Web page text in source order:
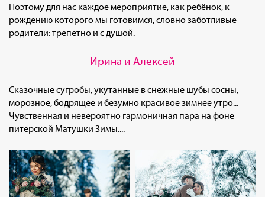
Поэтому для нас каждое мероприятие, как ребёнок, к
рождению которого мы готовимся, словно заботливые
родители: трепетно и с душой.
Ирина и Алексей
Сказочные сугробы, укутанные в снежные шубы сосны,
морозное, бодрящее и безумно красивое зимнее утро...
Чувственная и невероятно гармоничная пара на фоне
питерской Матушки Зимы....